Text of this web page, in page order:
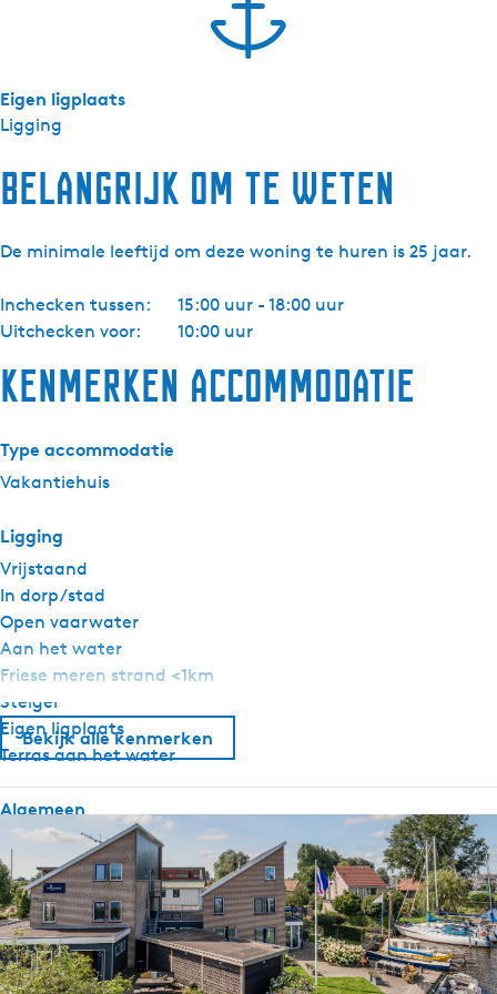
Ligging
Eigen ligplaats
Belangrijk om te weten
De minimale leeftijd om deze woning te huren is 25 jaar.
Inchecken tussen:
15:00 uur - 18:00 uur
Uitchecken voor:
10:00 uur
Kenmerken accommodatie
Type accommodatie
Vakantiehuis
Ligging
Vrijstaand
In dorp/stad
Open vaarwater
Aan het water
Friese meren strand <1km
Steiger
Eigen ligplaats
Terras aan het water
Algemeen
Huisdieren toegestaan in overleg
Slaapkamer begane grond
Centrale verwarming
Rookvrij
Wifi
Dekbedden
Bekijk alle kenmerken